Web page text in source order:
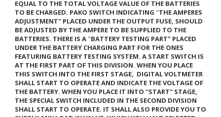
EQUAL TO THE TOTAL VOLTAGE VALUE OF THE BATTERIES
TO BE CHARGED. PAKO SWITCH INDICATING "THE AMPERES
ADJUSTMENT" PLACED UNDER THE OUTPUT FUSE, SHOULD
BE ADJUSTED BY THE AMPERE TO BE SUPPLIED TO THE
BATTERIES. THERE IS A "BATTERY TESTING PART" PLACED
UNDER THE BATTERY CHARGING PART FOR THE ONES
FEATURING BATTERY TESTING SYSTEM. A START SWITCH IS
AT THE FIRST PART OF THIS DIVISION. WHEN YOU PLACE
THIS SWITCH INTO THE FIRST STAGE, DIGITAL VOLTMETER
SHALL START TO OPERATE AND INDICATE THE VOLTAGE OF
THE BATTERY. WHEN YOU PLACE IT INTO "START" STAGE,
THE SPECIAL SWITCH INCLUDED IN THE SECOND DIVISION
SHALL START TO OPERATE. IT SHALL ALSO PROVIDE YOU TO